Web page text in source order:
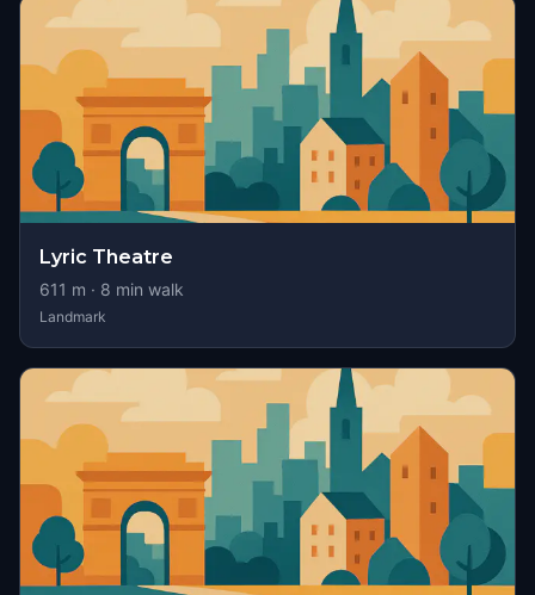
Lyric Theatre
611 m · 8 min walk
Landmark